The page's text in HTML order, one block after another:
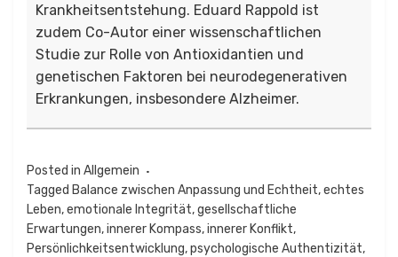
Krankheitsentstehung. Eduard Rappold ist
zudem Co-Autor einer wissenschaftlichen
Studie zur Rolle von Antioxidantien und
genetischen Faktoren bei neurodegenerativen
Erkrankungen, insbesondere Alzheimer.
Posted in Allgemein
Tagged Balance zwischen Anpassung und Echtheit,echtes
Leben,emotionale Integrität,gesellschaftliche
Erwartungen,innerer Kompass,innerer Konflikt,
Persönlichkeitsentwicklung,psychologische Authentizität,